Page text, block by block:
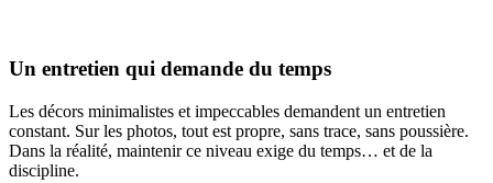
Un entretien qui demande du temps
Les décors minimalistes et impeccables demandent un entretien
constant. Sur les photos, tout est propre, sans trace, sans poussière.
Dans la réalité, maintenir ce niveau exige du temps… et de la
discipline.